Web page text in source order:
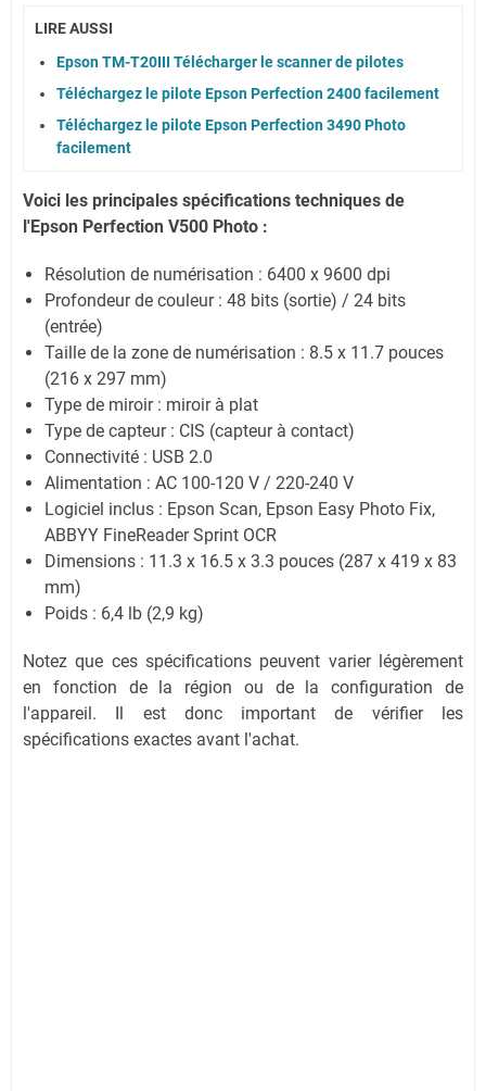
LIRE AUSSI
Epson TM-T20III Télécharger le scanner de pilotes
Téléchargez le pilote Epson Perfection 2400 facilement
Téléchargez le pilote Epson Perfection 3490 Photo
facilement
Voici les principales spécifications techniques de
l'Epson Perfection V500 Photo :
Résolution de numérisation : 6400 x 9600 dpi
Profondeur de couleur : 48 bits (sortie) / 24 bits
(entrée)
Taille de la zone de numérisation : 8.5 x 11.7 pouces
(216 x 297 mm)
Type de miroir : miroir à plat
Type de capteur : CIS (capteur à contact)
Connectivité : USB 2.0
Alimentation : AC 100-120 V / 220-240 V
Logiciel inclus : Epson Scan, Epson Easy Photo Fix,
ABBYY FineReader Sprint OCR
Dimensions : 11.3 x 16.5 x 3.3 pouces (287 x 419 x 83
mm)
Poids : 6,4 lb (2,9 kg)
Notez que ces spécifications peuvent varier légèrement
en fonction de la région ou de la configuration de
l'appareil. Il est donc important de vérifier les
spécifications exactes avant l'achat.